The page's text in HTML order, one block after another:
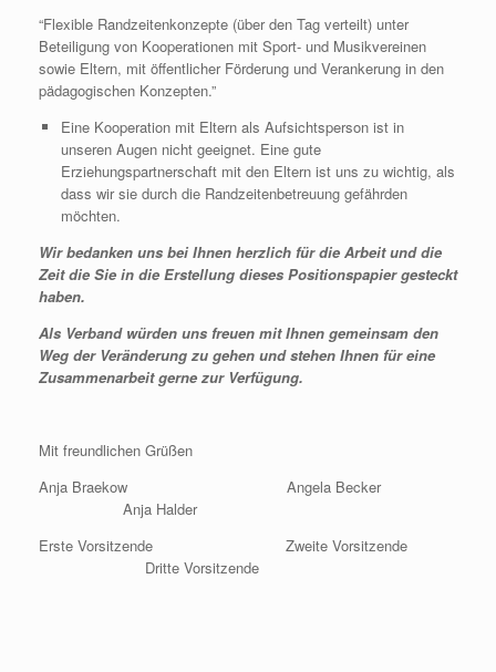
“Flexible Randzeitenkonzepte (über den Tag verteilt) unter
Beteiligung von Kooperationen mit Sport- und Musikvereinen
sowie Eltern, mit öffentlicher Förderung und Verankerung in den
pädagogischen Konzepten.”
Eine Kooperation mit Eltern als Aufsichtsperson ist in
unseren Augen nicht geeignet. Eine gute
Erziehungspartnerschaft mit den Eltern ist uns zu wichtig, als
dass wir sie durch die Randzeitenbetreuung gefährden
möchten.
Wir bedanken uns bei Ihnen herzlich für die Arbeit und die
Zeit die Sie in die Erstellung dieses Positionspapier gesteckt
haben.
Als Verband würden uns freuen mit Ihnen gemeinsam den
Weg der Veränderung zu gehen und stehen Ihnen für eine
Zusammenarbeit gerne zur Verfügung.
Mit freundlichen Grüßen
Anja Braekow Angela Becker
Anja Halder
Erste Vorsitzende Zweite Vorsitzende
Dritte Vorsitzende